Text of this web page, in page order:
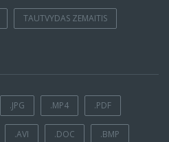
TAUTVYDAS ZEMAITIS
.JPG .MP4 .PDF
.AVI .DOC .BMP